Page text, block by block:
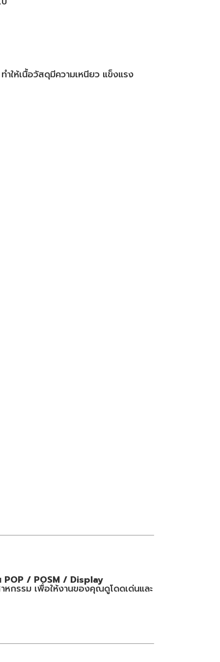
ให้เนื้อวัสดุมีความเหนียว แข็งแรง
POP / POSM / Display
กรรม เพื่อให้งานของคุณดูโดดเด่นและ